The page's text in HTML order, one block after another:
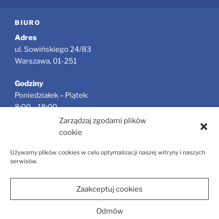
Zarządzaj zgodami plików
cookie
Używamy plików cookies w celu optymalizacji naszej witryny i naszych
serwisów.
Zaakceptuj cookies
Odmów
BIURO
Adres
ul. Sowińskiego 24/83
Warszawa, 01-251
Godziny
Poniedziałek – Piątek:
8:00 – 18:00
Jesteśmy oficjalnym partnerem portalu